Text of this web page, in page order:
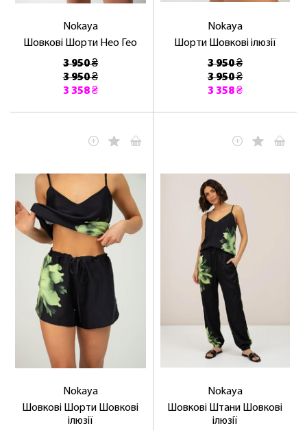
Nokaya
Шовкові Шорти Нео Гео
3 950 ₴
3 950 ₴
3 358 ₴
Nokaya
Шорти Шовкові ілюзії
3 950 ₴
3 950 ₴
3 358 ₴
Nokaya
Шовкові Шорти Шовкові
ілюзії
Nokaya
Шовкові Штани Шовкові
ілюзії